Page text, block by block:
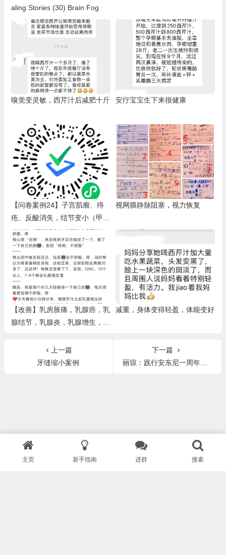
aling Stories (30) Brain Fog
嗅觉变灵敏，西芹汁后减肥十斤 安疗宝宝生下来很健康
【问卷案例24】子宫肌瘤、痔
疮、反酸消失，结节变小（甲状
腺结节，肺结节，乳腺结节），
白头发变黑等
视网膜静脉阻塞，视力恢复
【改善】乳房胀痛，乳腺癌，乳
腺结节，乳腺炎，乳腺增生，乳
减重，身体变得轻盈，体能变好
上一篇
牙缝缩小案例
下一篇
丽琼：践行安东尼一周年的分享
主页 新手指南 进群 搜索